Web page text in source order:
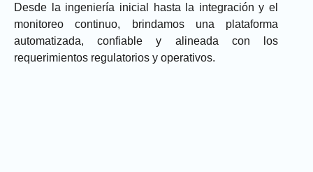
Desde la ingeniería inicial hasta la integración y el
monitoreo continuo, brindamos una plataforma
automatizada, confiable y alineada con los
requerimientos regulatorios y operativos.